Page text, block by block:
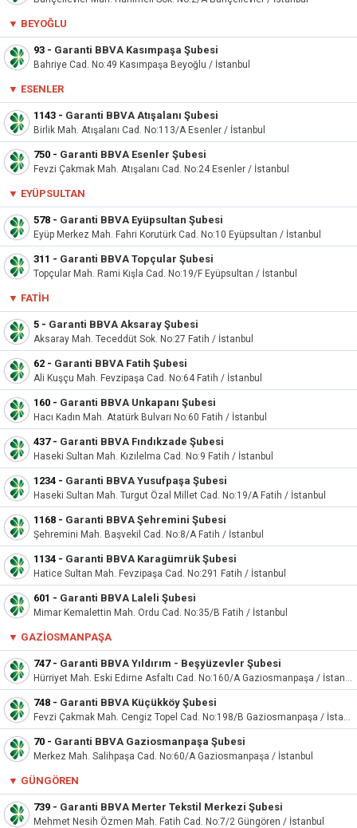
▼ BEYOĞLU
93 - Garanti BBVA Kasımpaşa Şubesi
Bahriye Cad. No:49 Kasımpaşa Beyoğlu / İstanbul
▼ ESENLER
1143 - Garanti BBVA Atışalanı Şubesi
Birlik Mah. Atışalanı Cad. No:113/A Esenler / İstanbul
750 - Garanti BBVA Esenler Şubesi
Fevzi Çakmak Mah. Atışalanı Cad. No:24 Esenler / İstanbul
▼ EYÜPSULTAN
578 - Garanti BBVA Eyüpsultan Şubesi
Eyüp Merkez Mah. Fahri Korutürk Cad. No:10 Eyüpsultan / İstanbul
311 - Garanti BBVA Topçular Şubesi
Topçular Mah. Rami Kışla Cad. No:19/F Eyüpsultan / İstanbul
▼ FATIH
5 - Garanti BBVA Aksaray Şubesi
Aksaray Mah. Teceddüt Sok. No:27 Fatih / İstanbul
62 - Garanti BBVA Fatih Şubesi
Ali Kuşçu Mah. Fevzipaşa Cad. No:64 Fatih / İstanbul
160 - Garanti BBVA Unkapanı Şubesi
Hacı Kadın Mah. Atatürk Bulvarı No:60 Fatih / İstanbul
437- Garanti BBVA Fındıkzade Şubesi
Haseki Sultan Mah. Kızılelma Cad. No:9 Fatih / İstanbul
1234 - Garanti BBVA Yusufpaşa Şubesi
Haseki Sultan Mah. Turgut Özal Millet Cad. No:19/A Fatih / İstanbul
1168 - Garanti BBVA Şehremini Şubesi
Şehremini Mah. Başvekil Cad. No:8/A Fatih / İstanbul
1134 - Garanti BBVA Karagümrük Şubesi
Hatice Sultan Mah. Fevzipaşa Cad. No:291 Fatih / İstanbul
601 - Garanti BBVA Laleli Şubesi
Mimar Kemalettin Mah. Ordu Cad. No:35/B Fatih / İstanbul
▼ GAZIOSMANPAŞA
747- Garanti BBVA Yıldırım - Beşyüzevler Şubesi
Hürriyet Mah. Eski Edirne Asfaltı Cad. No:160/A Gaziosmanpaşa / İstanbul
748 - Garanti BBVA Küçükköy Şubesi
Fevzi Çakmak Mah. Cengiz Topel Cad. No:198/B Gaziosmanpaşa / İstanbul
70 - Garanti BBVA Gaziosmanpaşa Şubesi
Merkez Mah. Salihpaşa Cad. No:60/A Gaziosmanpaşa / İstanbul
▼ GÜNGÖREN
739 - Garanti BBVA Merter Tekstil Merkezi Şubesi
Mehmet Nesih Özmen Mah. Fatih Cad. No:7/2 Güngören / İstanbul